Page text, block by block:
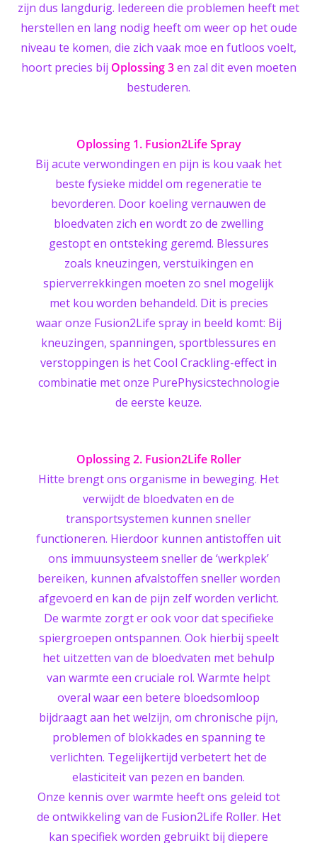
zijn dus langdurig. Iedereen die problemen heeft met
herstellen en lang nodig heeft om weer op het oude
niveau te komen, die zich vaak moe en futloos voelt,
hoort precies bij Oplossing 3en zal dit even moeten
bestuderen.
Oplossing 1. Fusion2Life Spray
Bij acute verwondingen en pijn is kou vaak het
beste fysieke middel om regeneratie te
bevorderen. Door koeling vernauwen de
bloedvaten zich en wordt zo de zwelling
gestopt en ontsteking geremd. Blessures
zoals kneuzingen, verstuikingen en
spierverrekkingen moeten zo snel mogelijk
met kou worden behandeld. Dit is precies
waar onze Fusion2Life spray in beeld komt: Bij
kneuzingen, spanningen, sportblessures en
verstoppingen is het Cool Crackling-effect in
combinatie met onze PurePhysicstechnologie
de eerste keuze.
Oplossing 2. Fusion2Life Roller
Hitte brengt ons organisme in beweging. Het
verwijdt de bloedvaten en de
transportsystemen kunnen sneller
functioneren. Hierdoor kunnen antistoffen uit
ons immuunsysteem sneller de ‘werkplek’
bereiken, kunnen afvalstoffen sneller worden
afgevoerd en kan de pijn zelf worden verlicht.
De warmte zorgt er ook voor dat specifieke
spiergroepen ontspannen. Ook hierbij speelt
het uitzetten van de bloedvaten met behulp
van warmte een cruciale rol. Warmte helpt
overal waar een betere bloedsomloop
bijdraagt aan het welzijn, om chronische pijn,
problemen of blokkades en spanning te
verlichten. Tegelijkertijd verbetert het de
elasticiteit van pezen en banden.
Onze kennis over warmte heeft ons geleid tot
de ontwikkeling van de Fusion2Life Roller. Het
kan specifiek worden gebruikt bij diepere